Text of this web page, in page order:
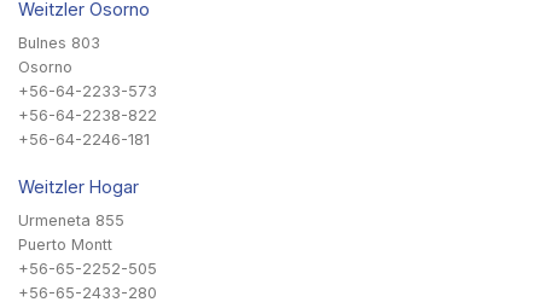
Weitzler Osorno
Bulnes 803
Osorno
+56-64-2233-573
+56-64-2238-822
+56-64-2246-181
Weitzler Hogar
Urmeneta 855
Puerto Montt
+56-65-2252-505
+56-65-2433-280